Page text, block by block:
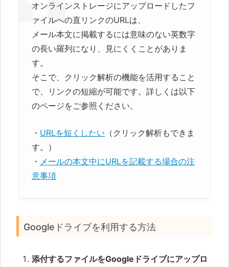
オンラインストレージにアップロードしたフ
ァイルへの直リンクのURLは、
メール本文に掲載するには意味のない英数字
の長い羅列になり、見にくくことがありま
す。
そこで、クリック解析の機能を活用すること
で、リンクの短縮が可能です。詳しくは以下
のページをご参照ください。
・ URLを短くしたい （クリック解析もできま
す。）
・ メールの本文中にURLを記載する場合の注
意事項
Googleドライブを利用する方法
添付するファイルをGoogleドライブにアップロ